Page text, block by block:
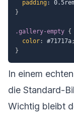
padding:
}
.gallery-empty {
color: #71717a;
}
In einem
die Standard-
Wichtig bleibt